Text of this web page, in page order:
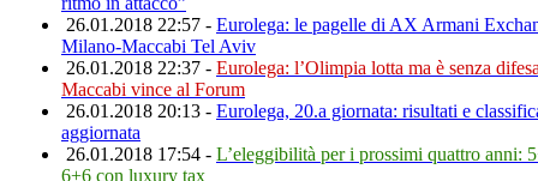
26.01.2018 22:57 - Eurolega: le pagelle di AX Armani
Milano-Maccabi Tel Aviv
26.01.2018 22:37 - Eurolega: l’Olimpia lotta ma è senza
Maccabi vince al Forum
26.01.2018 20:13 - Eurolega, 20.a giornata: risultati e
aggiornata
26.01.2018 17:54 - L’eleggibilità per i prossimi quattro anni:
6+6 con luxury tax